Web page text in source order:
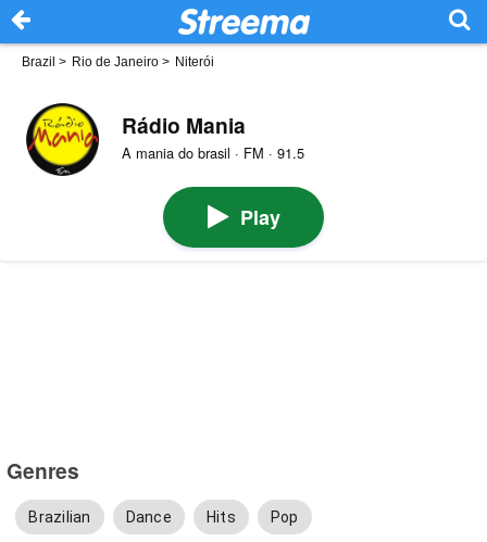
Brazil > Rio de Janeiro > Niterói
Rádio Mania
A mania do brasil · FM · 91.5
Play
Genres
Brazilian Dance Hits Pop